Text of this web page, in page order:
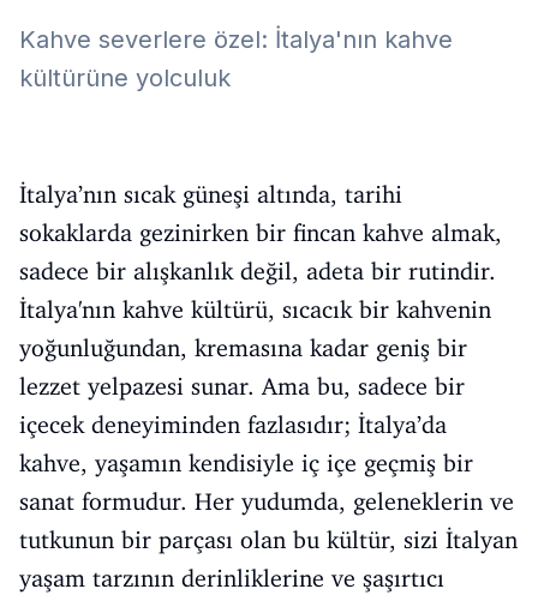
Kahve severlere özel: İtalya'nın kahve
kültürüne yolculuk
İtalya’nın sıcak güneşi altında, tarihi
sokaklarda gezinirken bir fincan kahve almak,
sadece bir alışkanlık değil, adeta bir rutindir.
İtalya'nın kahve kültürü, sıcacık bir kahvenin
yoğunluğundan, kremasına kadar geniş bir
lezzet yelpazesi sunar. Ama bu, sadece bir
içecek deneyiminden fazlasıdır; İtalya’da
kahve, yaşamın kendisiyle iç içe geçmiş bir
sanat formudur. Her yudumda, geleneklerin ve
tutkunun bir parçası olan bu kültür, sizi İtalyan
yaşam tarzının derinliklerine ve şaşırtıcı